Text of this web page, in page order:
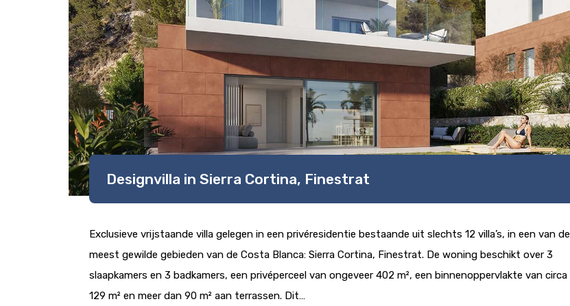
Designvilla in Sierra Cortina, Finestrat
Exclusieve vrijstaande villa gelegen in een privéresidentie bestaande uit slechts 12 villa’s, in een van de
meest gewilde gebieden van de Costa Blanca: Sierra Cortina, Finestrat. De woning beschikt over 3
slaapkamers en 3 badkamers, een privéperceel van ongeveer 402 m², een binnenoppervlakte van circa
129 m² en meer dan 90 m² aan terrassen. Dit…